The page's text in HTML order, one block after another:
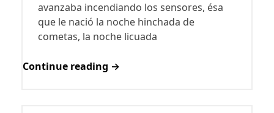
avanzaba incendiando los sensores, ésa
que le nació la noche hinchada de
cometas, la noche licuada
Continue reading →